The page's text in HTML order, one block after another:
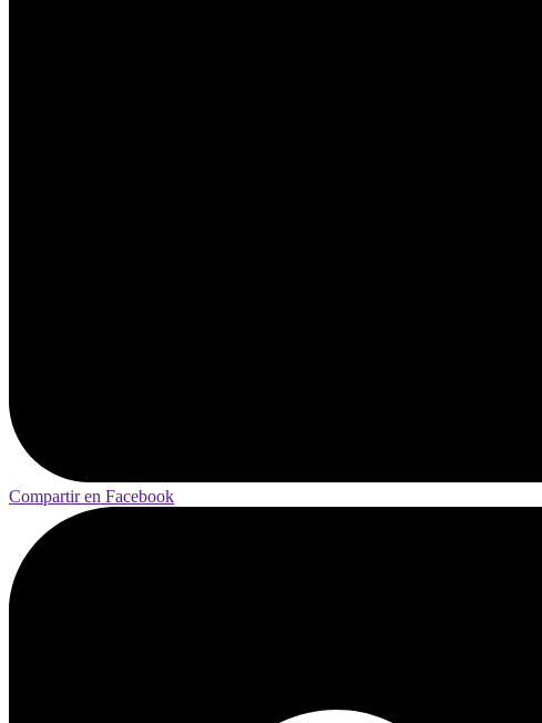
Compartir en Facebook